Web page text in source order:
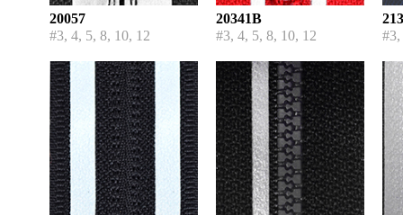
20057
#3, 4, 5, 8, 10, 12
20341B
#3, 4, 5, 8, 10, 12
#3,